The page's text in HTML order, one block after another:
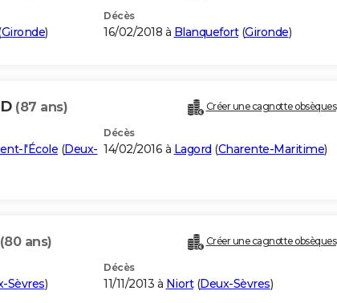
Gironde)
Décès
16/02/2018 à Blanquefort(Gironde)
(87 ans) Créer une cagnotte obsèques
l'École (Deux-
Décès
14/02/2016 à Lagord (Charente-Maritime)
(80 ans) Créer une cagnotte obsèques
Sèvres)
Décès
11/11/2013 à Niort(Deux-Sèvres)